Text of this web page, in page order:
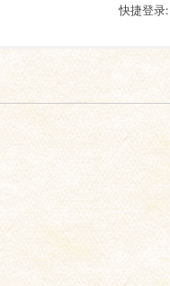
快捷登录: